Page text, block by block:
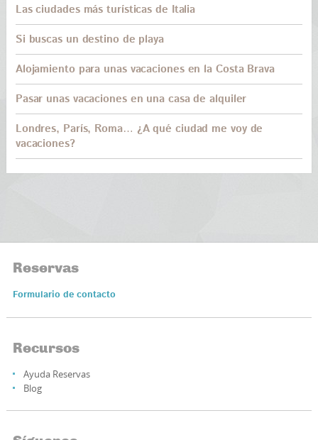
Las ciudades más turísticas de Italia
Si buscas un destino de playa
Alojamiento para unas vacaciones en la Costa Brava
Pasar unas vacaciones en una casa de alquiler
Londres, París, Roma… ¿A qué ciudad me voy de
vacaciones?
Reservas
Formulario de contacto
Recursos
Ayuda Reservas
Blog